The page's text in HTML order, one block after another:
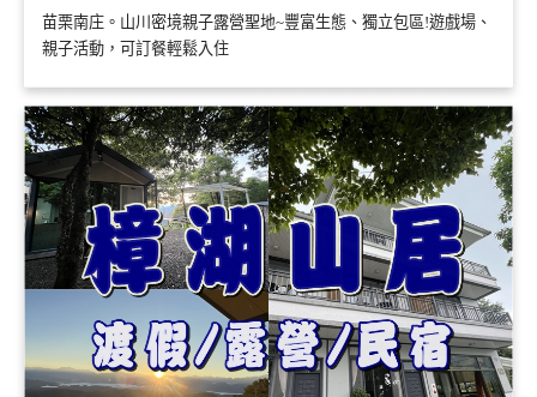
苗栗南庄。山川密境親子露營聖地~豐富生態、獨立包區!遊戲場、
親子活動，可訂餐輕鬆入住